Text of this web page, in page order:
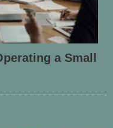
a Small